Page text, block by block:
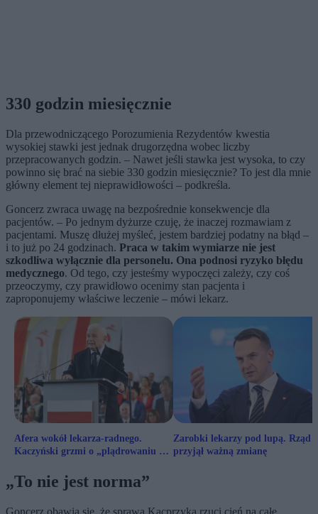
330 godzin miesięcznie
Dla przewodniczącego Porozumienia Rezydentów kwestia
wysokiej stawki jest jednak drugorzędna wobec liczby
przepracowanych godzin. – Nawet jeśli stawka jest wysoka, to czy
powinno się brać na siebie 330 godzin miesięcznie? To jest dla mnie
główny element tej nieprawidłowości – podkreśla.
Goncerz zwraca uwagę na bezpośrednie konsekwencje dla
pacjentów. – Po jednym dyżurze czuję, że inaczej rozmawiam z
pacjentami. Muszę dłużej myśleć, jestem bardziej podatny na błąd –
i to już po 24 godzinach. Praca w takim wymiarze nie jest
szkodliwa wyłącznie dla personelu. Ona podnosi ryzyko błędu
medycznego. Od tego, czy jesteśmy wypoczęci zależy, czy coś
przeoczymy, czy prawidłowo ocenimy stan pacjenta i
zaproponujemy właściwe leczenie – mówi lekarz.
Afera wokół lekarza-radnego.
Kaczyński grzmi o „plądrowaniu kas
Zarobki lekarzy pod lupą. Rząd
przyjął ważną zmianę
„To nie jest norma”
Goncerz obawia się, że sprawa Kacprzyka rzuci cień na całe